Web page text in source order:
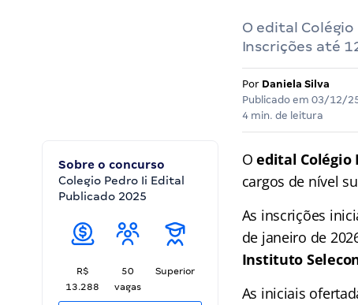
O edital
Inscrições até
Por Daniela Silva
Publicado em 03/12/
4 min. de leitura
Sobre o concurso
Colegio Pedro Ii Edital
Publicado 2025
R$
13.288
50
vagas
Superior
Oedital Colégio
cargos de nível
As inscrições
de janeiro de
Instituto
As iniciais